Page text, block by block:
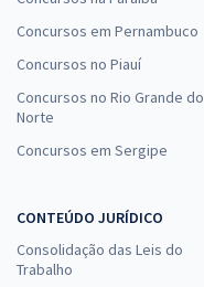
Concursos em Pernambuco
Concursos no Piauí
Concursos no Rio Grande do
Norte
Concursos em Sergipe
CONTEÚDO JURÍDICO
Consolidação das Leis do
Trabalho